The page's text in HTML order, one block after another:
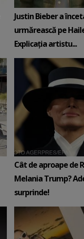
Justin Bieber a
urmărească pe
Explicația artistu...
Cât de aproape de
Melania Trump?
surprinde!